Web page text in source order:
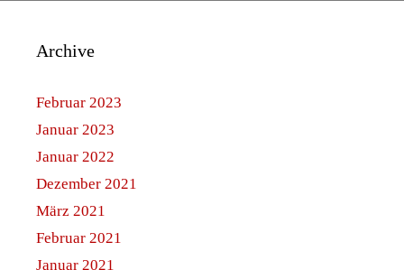
Archive
Februar 2023
Januar 2023
Januar 2022
Dezember 2021
März 2021
Februar 2021
Januar 2021